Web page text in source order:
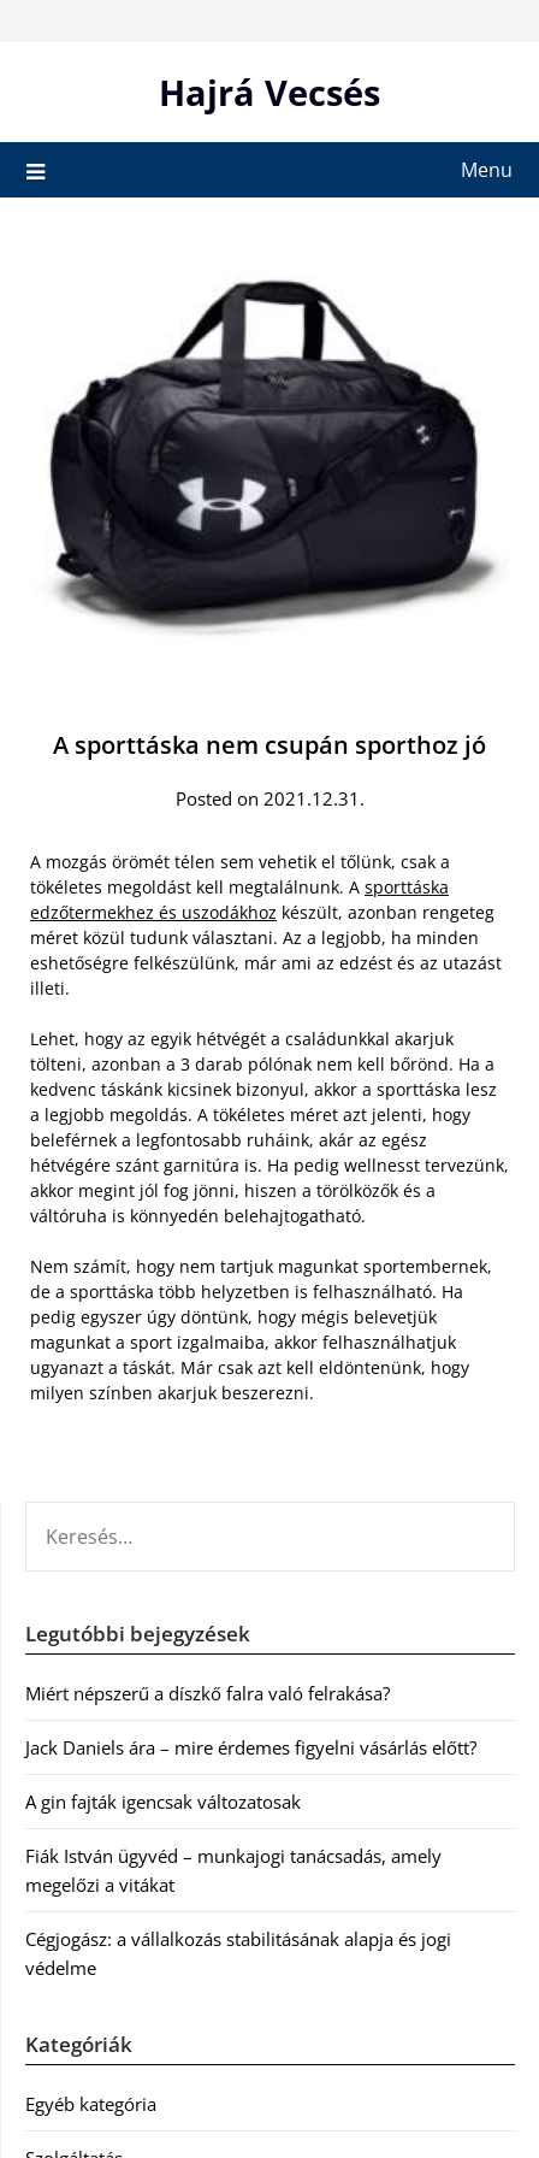
Hajrá Vecsés
Menu
A sporttáska nem csupán sporthoz jó
Posted on 2021.12.31.
A mozgás örömét télen sem vehetik el tőlünk, csak a
tökéletes megoldást kell megtalálnunk. A sporttáska
edzőtermekhez és uszodákhoz készült, azonban rengeteg
méret közül tudunk választani. Az a legjobb, ha minden
eshetőségre felkészülünk, már ami az edzést és az utazást
illeti.
Lehet, hogy az egyik hétvégét a családunkkal akarjuk
tölteni, azonban a 3 darab pólónak nem kell bőrönd. Ha a
kedvenc táskánk kicsinek bizonyul, akkor a sporttáska lesz
a legjobb megoldás. A tökéletes méret azt jelenti, hogy
beleférnek a legfontosabb ruháink, akár az egész
hétvégére szánt garnitúra is. Ha pedig wellnesst tervezünk,
akkor megint jól fog jönni, hiszen a törölközők és a
váltóruha is könnyedén belehajtogatható.
Nem számít, hogy nem tartjuk magunkat sportembernek,
de a sporttáska több helyzetben is felhasználható. Ha
pedig egyszer úgy döntünk, hogy mégis belevetjük
magunkat a sport izgalmaiba, akkor felhasználhatjuk
ugyanazt a táskát. Már csak azt kell eldöntenünk, hogy
milyen színben akarjuk beszerezni.
Legutóbbi bejegyzések
Miért népszerű a díszkő falra való felrakása?
Jack Daniels ára – mire érdemes figyelni vásárlás előtt?
A gin fajták igencsak változatosak
Fiák István ügyvéd – munkajogi tanácsadás, amely
megelőzi a vitákat
Cégjogász: a vállalkozás stabilitásának alapja és jogi
védelme
Kategóriák
Egyéb kategória